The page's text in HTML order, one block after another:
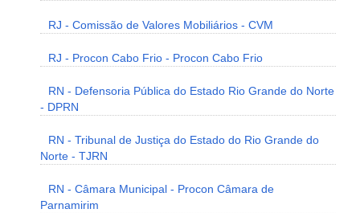
RJ - Comissão de Valores Mobiliários - CVM
RJ - Procon Cabo Frio - Procon Cabo Frio
RN - Defensoria Pública do Estado Rio Grande do Norte
- DPRN
RN - Tribunal de Justiça do Estado do Rio Grande do
Norte - TJRN
RN - Câmara Municipal - Procon Câmara de
Parnamirim